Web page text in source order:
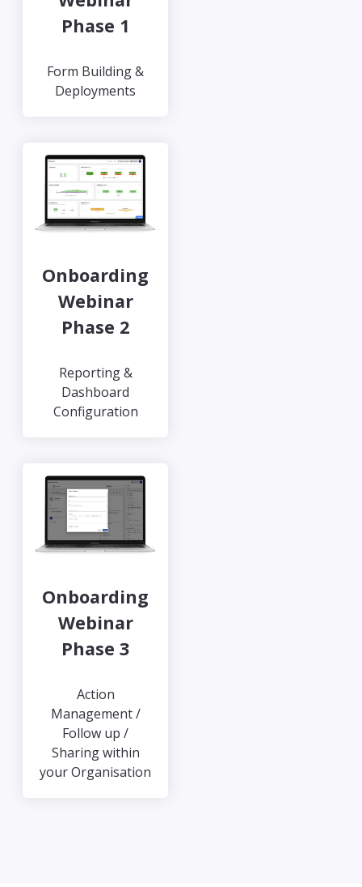
Phase 1
Form Building &
Deployments
Onboarding
Webinar
Phase 2
Reporting &
Dashboard
Configuration
Onboarding
Webinar
Phase 3
Action
Management /
Follow up /
Sharing within
your Organisation